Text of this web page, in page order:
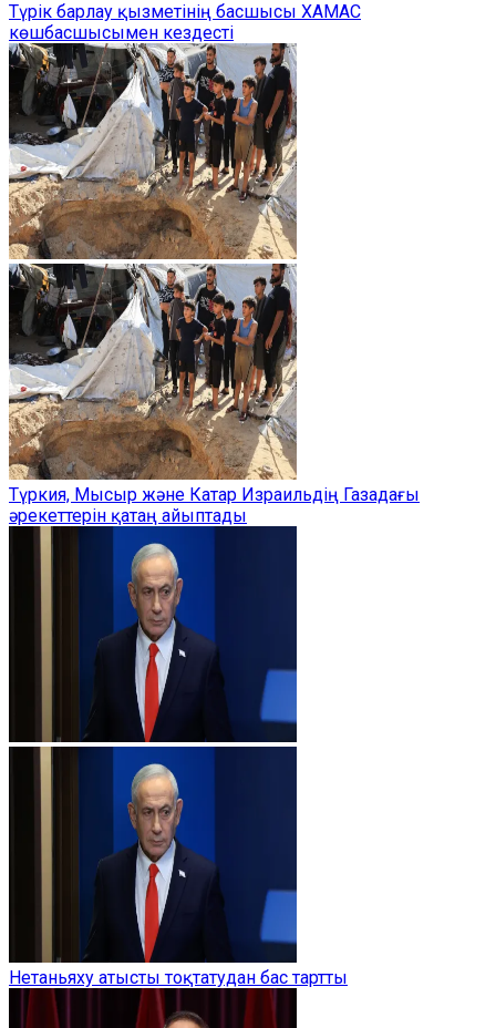
Түрік барлау қызметінің басшысы ХАМАС
көшбасшысымен кездесті
Түркия, Мысыр және Катар Израильдің Газадағы
әрекеттерін қатаң айыптады
Нетаньяху атысты тоқтатудан бас тартты